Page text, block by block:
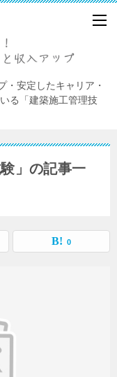
・安定したキャリア・
る「建築施工管理技
」の記事一
0